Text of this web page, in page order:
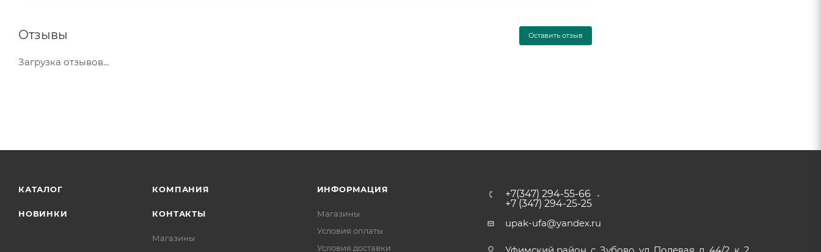
Отзывы Оставить отзыв
Загрузка отзывов...
КАТАЛОГ
НОВИНКИ
КОМПАНИЯ
КОНТАКТЫ
Магазины
ИНФОРМАЦИЯ
Магазины
Условия оплаты
Условия доставки
+7(347) 294-55-66
+7 (347) 294-25-25
upak-ufa@yandex.ru